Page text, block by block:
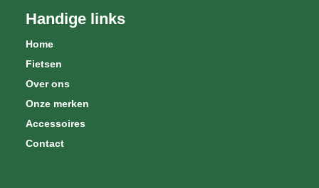
Handige links
Home
Fietsen
Over ons
Onze merken
Accessoires
Contact